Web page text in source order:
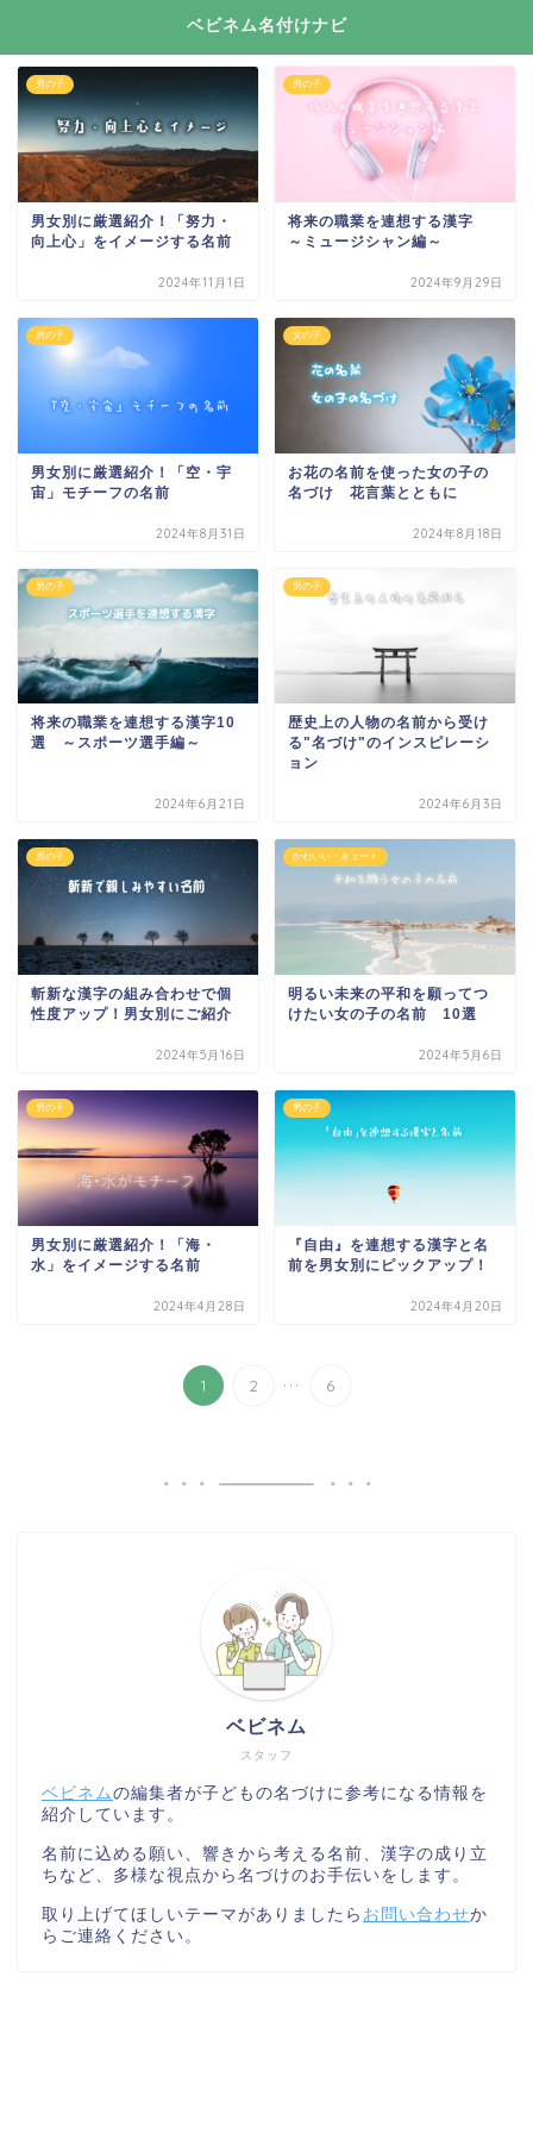
ベビネム名付けナビ
男の子
男女別に厳選紹介！「努力・
向上心」をイメージする名前
2024年11月1日
男の子
将来の職業を連想する漢字
～ミュージシャン編～
2024年9月29日
男の子
男女別に厳選紹介！「空・宇
宙」モチーフの名前
2024年8月31日
女の子
お花の名前を使った女の子の
名づけ 花言葉とともに
2024年8月18日
男の子
将来の職業を連想する漢字10
選 ～スポーツ選手編～
2024年6月21日
男の子
歴史上の人物の名前から受け
る"名づけ"のインスピレーシ
ョン
2024年6月3日
男の子
斬新な漢字の組み合わせで個
性度アップ！男女別にご紹介
2024年5月16日
かわいい・キュート
明るい未来の平和を願ってつ
けたい女の子の名前 10選
2024年5月6日
男の子
男女別に厳選紹介！「海・
水」をイメージする名前
2024年4月28日
男の子
『自由』を連想する漢字と名
前を男女別にピックアップ！
2024年4月20日
1 2 ... 6
スタッフ
ベビネム
ベビネム の編集者が子どもの名づけに参考になる情報を
紹介しています。
名前に込める願い、響きから考える名前、漢字の成り立
ちなど、多様な視点から名づけのお手伝いをします。
取り上げてほしいテーマがありましたら お問い合わせか
らご連絡ください。